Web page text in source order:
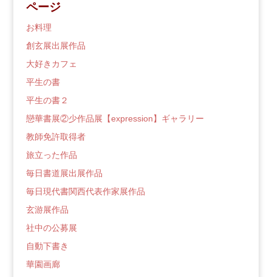
ロ
グ
ページ
お料理
創玄展出展作品
大好きカフェ
平生の書
平生の書２
戀華書展②少作品展【expression】ギャラリー
教師免許取得者
旅立った作品
毎日書道展出展作品
毎日現代書関西代表作家展作品
玄游展作品
社中の公募展
自動下書き
華園画廊